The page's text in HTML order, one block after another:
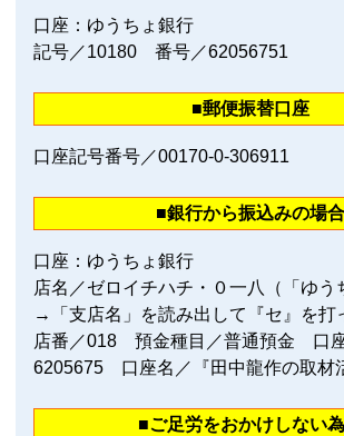
口座：ゆうちょ銀行
記号／10180 番号／62056751
■郵便振替口座
口座記号番号／00170‐0‐306911
■銀行から振込みの場合
口座：ゆうちょ銀行
店名／ゼロイチハチ・０一八（「ゆう
→「支店名」を読み出して『セ』を打
店番／018 預金種目／普通預金 口
6205675 口座名／『田中龍作の取材
■ご足労をおかけしない